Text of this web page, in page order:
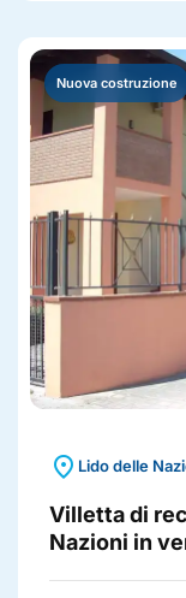
Nuova costruzione
location_on Lido delle
Villetta di
Nazioni in